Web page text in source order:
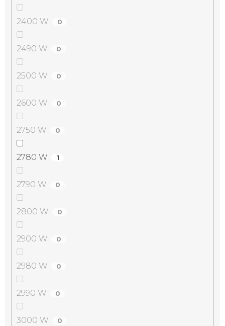
2400 W 0
2490 W 0
2500 W 0
2600 W 0
2750 W 0
2780 W 1
2790 W 0
2800 W 0
2900 W 0
2980 W 0
2990 W 0
3000 W 0